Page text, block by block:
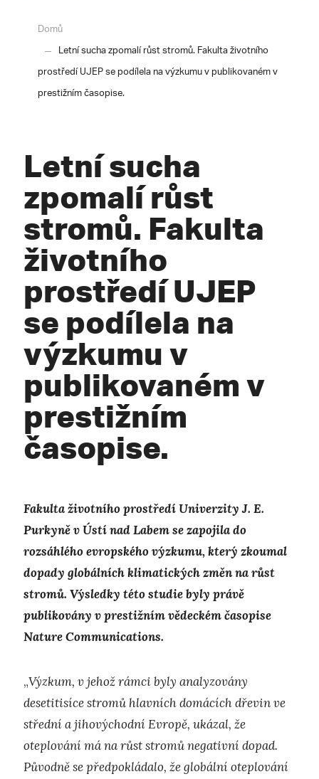
Domů
Letní sucha zpomalí růst stromů. Fakulta životního
prostředí UJEP se podílela na výzkumu v publikovaném v
prestižním časopise.
Letní sucha
zpomalí růst
stromů. Fakulta
životního
prostředí UJEP
se podílela na
výzkumu v
publikovaném v
prestižním
časopise.
Fakulta životního prostředí Univerzity J. E.
Purkyně v Ústí nad Labem se zapojila do
rozsáhlého evropského výzkumu, který zkoumal
dopady globálních klimatických změn na růst
stromů. Výsledky této studie byly právě
publikovány v prestižním vědeckém časopise
Nature Communications.
„Výzkum, v jehož rámci byly analyzovány
desetitisíce stromů hlavních domácích dřevin ve
střední a jihovýchodní Evropě, ukázal, že
oteplování má na růst stromů negativní dopad.
Původně se předpokládalo, že globální oteplování